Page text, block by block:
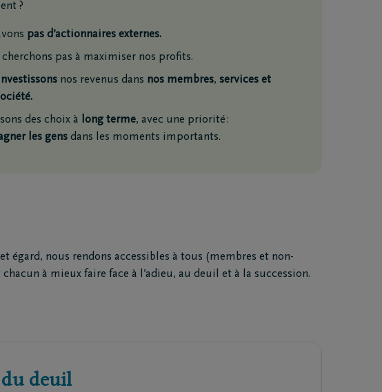
?
pas d’actionnaires externes.
pas à maximiser nos profits.
nos revenus dans nos membres, services et
des choix à long terme, avec une priorité :
les gens dans les moments importants.
égard, nous rendons accessibles à tous (membres et non-
à mieux faire face à l’adieu, au deuil et à la succession.
deuil